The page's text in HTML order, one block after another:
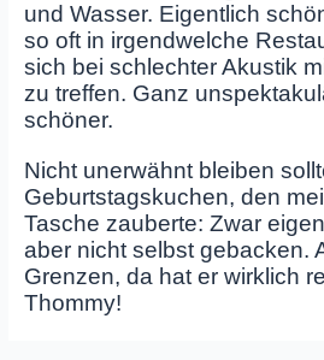
und Wasser. Eigentlich
so oft in irgendwelche
sich bei schlechter Akustik
zu treffen. Ganz
schöner.
Nicht unerwähnt bleiben
Geburtstagskuchen, den
Tasche zauberte: Zwar
aber nicht selbst gebacken.
Grenzen, da hat er wirklich
Thommy!